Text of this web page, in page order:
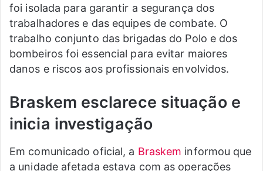
foi isolada para garantir a segurança dos
trabalhadores e das equipes de combate. O
trabalho conjunto das brigadas do Polo e dos
bombeiros foi essencial para evitar maiores
danos e riscos aos profissionais envolvidos.
Braskem esclarece situação e
inicia investigação
Em comunicado oficial, a Braskem informou que
a unidade afetada estava com as operações